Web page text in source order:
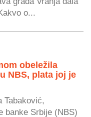
o...
obeležila
NBS, plata joj je
Tabaković,
banke Srbije (NBS)